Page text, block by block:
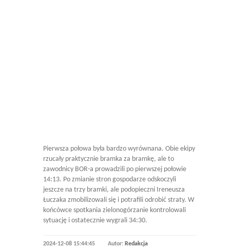
Pierwsza połowa była bardzo wyrównana. Obie ekipy
rzucały praktycznie bramka za bramkę, ale to
zawodnicy BOR-a prowadzili po pierwszej połowie
14:13. Po zmianie stron gospodarze odskoczyli
jeszcze na trzy bramki, ale podopieczni Ireneusza
Łuczaka zmobilizowali się i potrafili odrobić straty. W
końcówce spotkania zielonogórzanie kontrolowali
sytuację i ostatecznie wygrali 34:30.
2024-12-08 15:44:45 Autor: Redakcja